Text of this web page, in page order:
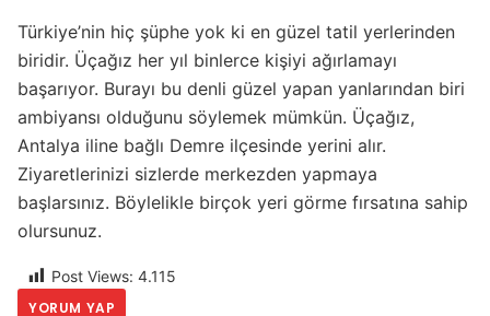
Türkiye’nin hiç şüphe yok ki en güzel tatil yerlerinden
biridir. Üçağız her yıl binlerce kişiyi ağırlamayı
başarıyor. Burayı bu denli güzel yapan yanlarından biri
ambiyansı olduğunu söylemek mümkün. Üçağız,
Antalya iline bağlı Demre ilçesinde yerini alır.
Ziyaretlerinizi sizlerde merkezden yapmaya
başlarsınız. Böylelikle birçok yeri görme fırsatına sahip
olursunuz.
Post Views: 4.115
YORUM YAP